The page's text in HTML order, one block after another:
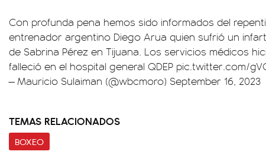
Con profunda pena hemos sido informados del
entrenador argentino Diego Arua quien sufrió un
de Sabrina Pérez en Tijuana. Los servicios médicos
falleció en el hospital general QDEP pic.twitter.com/
— Mauricio Sulaiman (@wbcmoro) September 16, 2023
TEMAS RELACIONADOS
BOXEO